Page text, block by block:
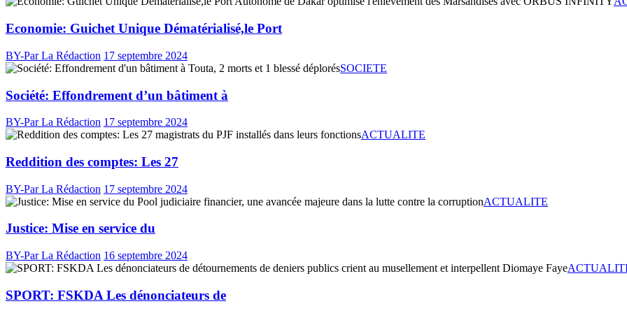
Economie: Guichet Unique Dématérialisé,le Port
BY-Par La Rédaction 17 septembre 2024
SOCIETE
Société: Effondrement d’un bâtiment à
BY-Par La Rédaction 17 septembre 2024
ACTUALITE
Reddition des comptes: Les 27
BY-Par La Rédaction 17 septembre 2024
ACTUALITE
Justice: Mise en service du
BY-Par La Rédaction 16 septembre 2024
SPORT: FSKDA Les dénonciateurs de